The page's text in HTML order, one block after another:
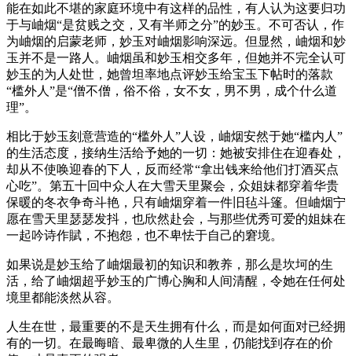
能在如此不堪的家庭环境中有这样的品性，有人认为这要归功
于与岫烟“是贫贱之交，又有半师之分”的妙玉。不可否认，作
为岫烟的启蒙老师，妙玉对岫烟影响深远。但显然，岫烟和妙
玉并不是一路人。岫烟虽和妙玉相交多年，但她并不完全认可
妙玉的为人处世，她曾坦率地点评妙玉给宝玉下帖时的落款
“槛外人”是“僧不僧，俗不俗，女不女，男不男，成个什么道
理”。
相比于妙玉刻意营造的“槛外人”人设，岫烟安然于她“槛内人”
的生活态度，接纳生活给予她的一切：她被安排住在迎春处，
却从不使唤迎春的下人，反而经常“拿出钱来给他们打酒买点
心吃”。第五十回中众人在大雪天里聚会，众姐妹都穿着华贵
保暖的冬衣争奇斗艳，只有岫烟穿着一件旧毡斗篷。但岫烟宁
愿在雪天里瑟瑟发抖，也欣然赴会，与那些优秀可爱的姐妹在
一起吟诗作賦，不抱怨，也不卑怯于自己的窘境。
如果说是妙玉给了岫烟最初的知识和教养，那么是坎坷的生
活，给了岫烟超乎妙玉的广博心胸和人间清醒，令她在任何处
境里都能淡然从容。
人生在世，最重要的不是天生拥有什么，而是如何面对已经拥
有的一切。在最晦暗、最卑微的人生里，仍能找到存在的价